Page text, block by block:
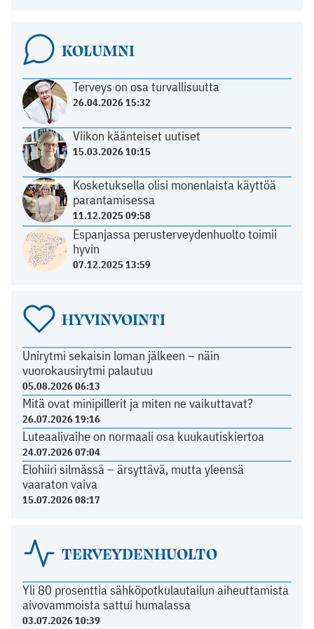
KOLUMNI
Terveys on osa turvallisuutta
26.04.2026 15:32
Viikon käänteiset uutiset
15.03.2026 10:15
Kosketuksella olisi monenlaista käyttöä
parantamisessa
11.12.2025 09:58
Espanjassa perusterveydenhuolto toimii
hyvin
07.12.2025 13:59
HYVINVOINTI
Unirytmi sekaisin loman jälkeen – näin
vuorokausirytmi palautuu
05.08.2026 06:13
Mitä ovat minipillerit ja miten ne vaikuttavat?
26.07.2026 19:16
Luteaalivaihe on normaali osa kuukautiskiertoa
24.07.2026 07:04
Elohiiri silmässä – ärsyttävä, mutta yleensä
vaaraton vaiva
15.07.2026 08:17
TERVEYDENHUOLTO
Yli 80 prosenttia sähköpotkulautailun aiheuttamista
aivovammoista sattui humalassa
03.07.2026 10:39